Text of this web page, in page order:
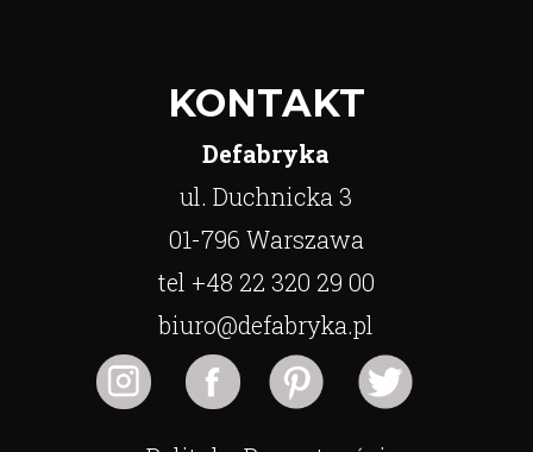
KONTAKT
Defabryka
ul. Duchnicka 3
01-796 Warszawa
tel +48 22 320 29 00
biuro@defabryka.pl